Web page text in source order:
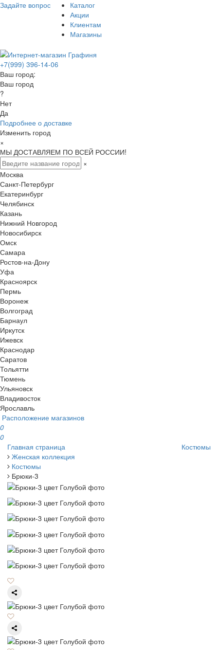
Задайте вопрос
Каталог
Акции
Клиентам
Магазины
+7(999) 396-14-06
Ваш город:
Ваш город
?
Нет
Да
Подробнее о доставке
Изменить город
×
МЫ ДОСТАВЛЯЕМ ПО ВСЕЙ РОССИИ!
×
Москва
Санкт-Петербург
Екатеринбург
Челябинск
Казань
Нижний Новгород
Новосибирск
Омск
Самара
Ростов-на-Дону
Уфа
Красноярск
Пермь
Воронеж
Волгоград
Барнаул
Иркутск
Ижевск
Краснодар
Саратов
Тольятти
Тюмень
Ульяновск
Владивосток
Ярославль
Расположение магазинов
0
0
Главная страница
Женская коллекция
Костюмы
Брюки-3
Костюмы